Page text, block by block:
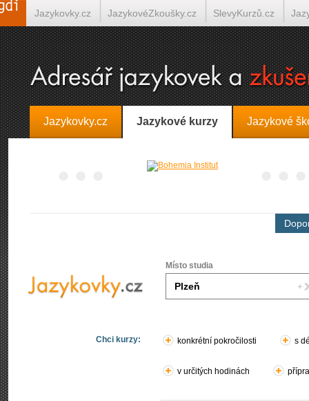
Jazykovky.cz Jazykové kurzy Jazykové
Místo studia
Chci kurzy: konkrétní pokročilosti s
v určitých hodinách
Jazykovky.cz JazykovéZkoušky.cz SlevyKurzů.cz
Španělština on-line Italština on-line Tlumočení-